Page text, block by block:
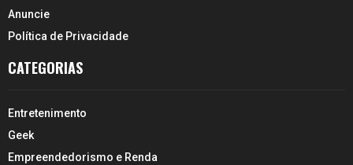
Anuncie
Política de Privacidade
CATEGORIAS
Entretenimento
Geek
Empreendedorismo e Renda